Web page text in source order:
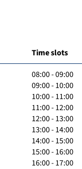
Time slots
08:00 - 09:00
09:00 - 10:00
10:00 - 11:00
11:00 - 12:00
12:00 - 13:00
13:00 - 14:00
14:00 - 15:00
15:00 - 16:00
16:00 - 17:00